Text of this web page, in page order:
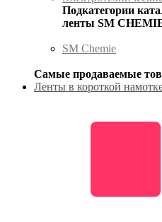
Подкатегории
ленты SM
SM Chemie
Самые продаваемые
Ленты в короткой